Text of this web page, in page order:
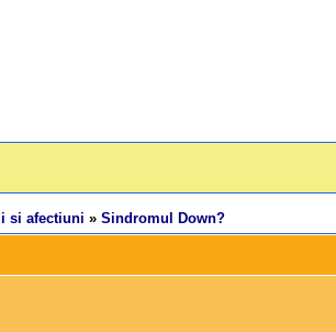
si afectiuni »Sindromul Down?